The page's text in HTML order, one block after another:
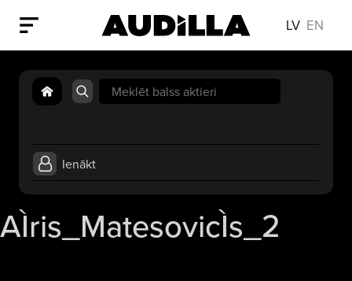
LV EN
Search
for:
Ienākt
AÌris_MatesovicÌs_2